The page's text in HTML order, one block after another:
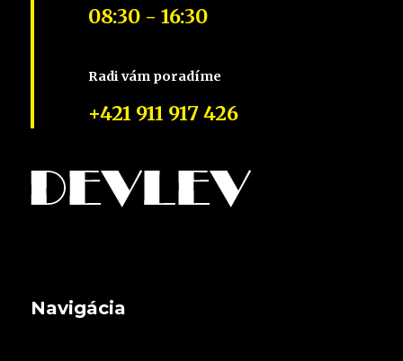
08:30 - 16:30
Radi vám poradíme
+421 911 917 426
Navigácia